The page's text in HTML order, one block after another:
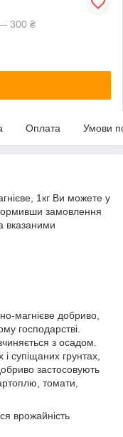
— 300 ₴
Оплата Умови
1кг Ви можете у
замовлення
вказаними
магнієве добриво,
господарстві.
з осадом.
супіщаних грунтах,
застосовують
томати,
врожайність